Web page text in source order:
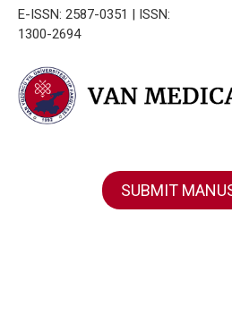
E-ISSN: 2587-0351 | ISSN:
1300-2694
SUBMIT